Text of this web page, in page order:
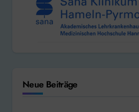
Neue Beiträge